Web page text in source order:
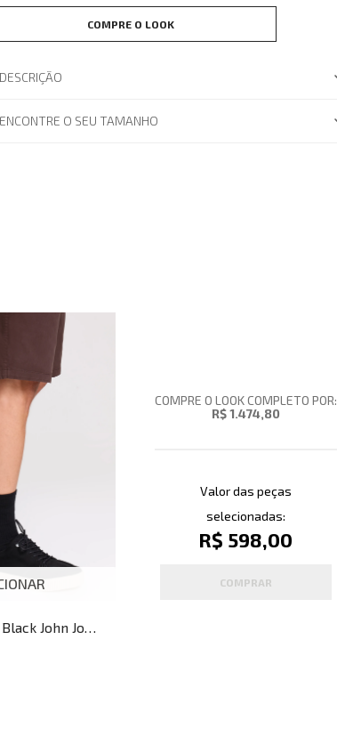
COMPRE O LOOK
DESCRIÇÃO
ENCONTRE O SEU TAMANHO
John John
COMPRE O LOOK COMPLETO POR:
R$ 1.474,80
Valor das peças
selecionadas:
R$ 598,00
COMPRAR